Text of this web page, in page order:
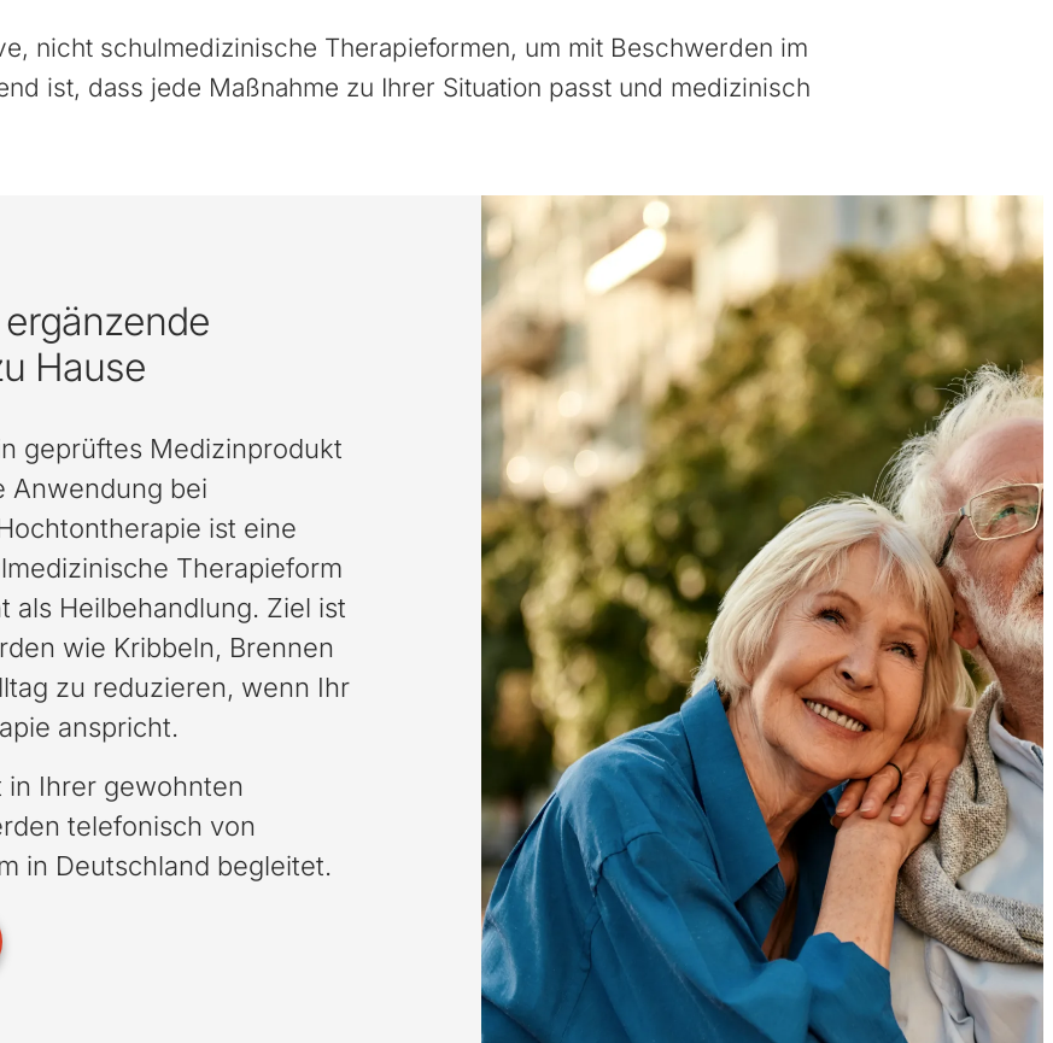
nicht schulmedizinische Therapieformen, um mit Beschwerden im
ist, dass jede Maßnahme zu Ihrer Situation passt und medizinisch
Hause
geprüftes Medizinprodukt
Anwendung bei
ist eine
Therapieform
als Heilbehandlung. Ziel ist
wie Kribbeln, Brennen
zu reduzieren, wenn Ihr
anspricht.
in Ihrer gewohnten
telefonisch von
in Deutschland begleitet.